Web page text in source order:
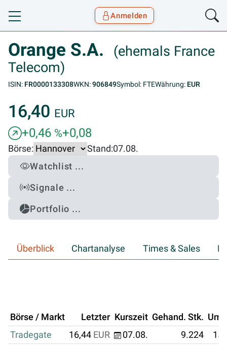
Toggle navigation
Anmelden
Orange S.A.
(ehemals France
Telecom)
ISIN: FR0000133308WKN:906849Symbol: FTEWährung: EUR
16,40 EUR
+0,46 %+0,08
Börse: Stand:07.08.
Watchlist ...
Signale ...
Portfolio ...
Überblick Chartanalyse Times & Sales
Börse / Markt Letzter Kurszeit Gehand. Stk.
Tradegate
16,44 EUR 07.08. 9.224